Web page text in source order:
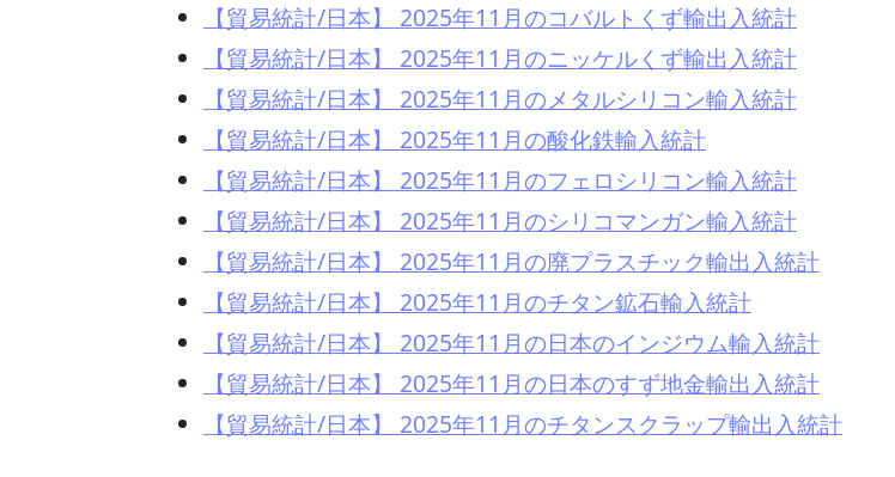
【貿易統計/日本】 2025年11月のコバルトくず輸出入統計
【貿易統計/日本】 2025年11月のニッケルくず輸出入統計
【貿易統計/日本】 2025年11月のメタルシリコン輸入統計
【貿易統計/日本】 2025年11月の酸化鉄輸入統計
【貿易統計/日本】 2025年11月のフェロシリコン輸入統計
【貿易統計/日本】 2025年11月のシリコマンガン輸入統計
【貿易統計/日本】 2025年11月の廃プラスチック輸出入統計
【貿易統計/日本】 2025年11月のチタン鉱石輸入統計
【貿易統計/日本】 2025年11月の日本のインジウム輸入統計
【貿易統計/日本】 2025年11月の日本のすず地金輸出入統計
【貿易統計/日本】 2025年11月のチタンスクラップ輸出入統計